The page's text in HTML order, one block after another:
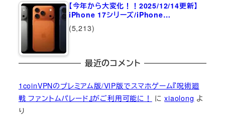
【今年から大変化！！2025/12/14更新】
iPhone 17シリーズ/iPhone…
(5,213)
最近のコメント
1coinVPNのプレミアム版/VIP版でスマホゲーム『呪術廻
戦 ファントムパレード』がご利用可能に！
にxiaolong よ
り